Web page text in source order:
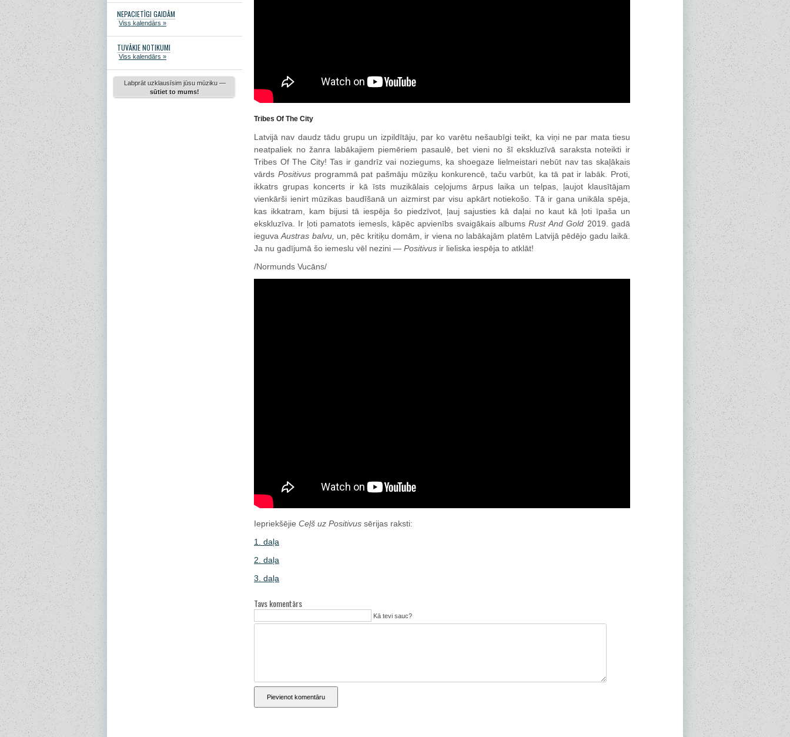
NEPACIETĪGI GAIDĀM
Viss kalendārs »
TUVĀKIE NOTIKUMI
Viss kalendārs »
Labprāt uzklausīsim jūsu mūziku —
sūtiet to mums!
Tribes Of The City
Latvijā nav daudz tādu grupu un izpildītāju, par ko varētu nešaubīgi teikt, ka viņi ne par mata tiesu
neatpaliek no žanra labākajiem piemēriem pasaulē, bet vieni no šī ekskluzīvā saraksta noteikti ir
Tribes Of The City! Tas ir gandrīz vai noziegums, ka shoegaze lielmeistari nebūt nav tas skaļākais
vārds Positivusprogrammā pat pašmāju mūziķu konkurencē, taču varbūt, ka tā pat ir labāk. Proti,
ikkatrs grupas koncerts ir kā īsts muzikālais ceļojums ārpus laika un telpas, ļaujot klausītājam
vienkārši ienirt mūzikas baudīšanā un aizmirst par visu apkārt notiekošo. Tā ir gana unikāla spēja,
kas ikkatram, kam bijusi tā iespēja šo piedzīvot, ļauj sajusties kā daļai no kaut kā ļoti īpaša un
ekskluzīva. Ir ļoti pamatots iemesls, kāpēc apvienībs svaigākais albumsRust And Gold 2019. gadā
ieguvaAustras balvu, un, pēc kritiķu domām, ir viena no labākajām platēm Latvijā pēdējo gadu laikā.
Ja nu gadījumā šo iemeslu vēl nezini — Positivus ir lieliska iespēja to atklāt!
/Normunds Vucāns/
Iepriekšējie Ceļš uz Positivus sērijas raksti:
1. daļa
2. daļa
3. daļa
Tavs komentārs
Kā tevi sauc?
Pievienot komentāru